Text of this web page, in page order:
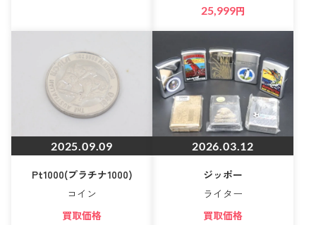
25,999円
2025.09.09
Pt1000(プラチナ1000)
コイン
買取価格
2026.03.12
ジッポー
ライター
買取価格